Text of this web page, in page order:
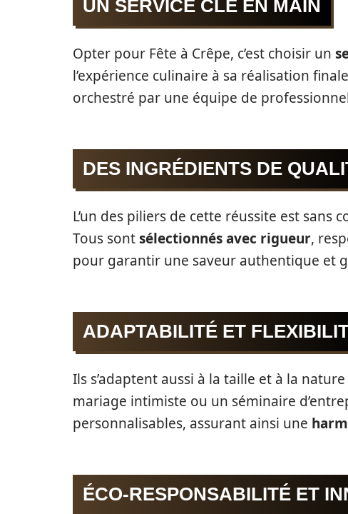
UN SERVICE CLÉ EN MAIN
Opter pour Fête à Crêpe, c’est choisir un
l’expérience culinaire à sa réalisation
orchestré par une équipe de
DES INGRÉDIENTS DE
L’un des piliers de cette réussite est
Tous sontsélectionnés avec rigueur,
pour garantir une saveur authentique et
ADAPTABILITÉ ET
Ils s’adaptent aussi à la taille et à la
mariage intimiste ou un séminaire
personnalisables, assurant ainsi une
ÉCO-RESPONSABILITÉ ET